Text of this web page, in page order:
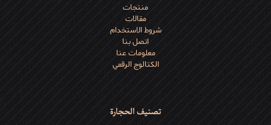
منتجات
مقالات
شروط الاستخدام
اتصل بنا
معلومات عنا
الكتالوج الرقمي
تصنيف الحجارة